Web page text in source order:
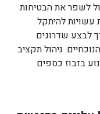
לשפר את הבטיחות
עשויות להיתקל
לבצע שדרוגים
ניהול תקציב
בזבוז כספים